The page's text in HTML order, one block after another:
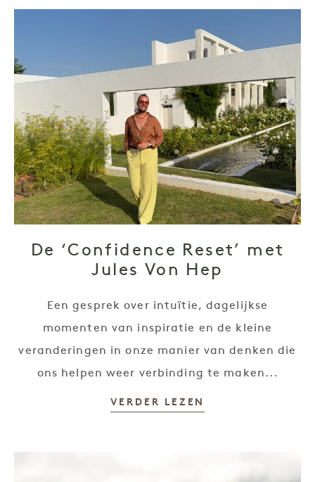
De ‘Confidence Reset’ met
Jules Von Hep
Een gesprek over intuïtie, dagelijkse
momenten van inspiratie en de kleine
veranderingen in onze manier van denken die
ons helpen weer verbinding te maken...
VERDER LEZEN